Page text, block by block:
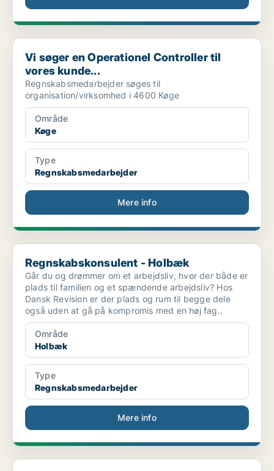
Vi søger en Operationel Controller til vores kunde...
Vi søger en Operationel Controller til
vores kunde...
Regnskabsmedarbejder søges til
organisation/virksomhed i 4600 Køge
Område
Køge
Type
Regnskabsmedarbejder
Mere info
Regnskabskonsulent - Holbæk
Regnskabskonsulent - Holbæk
Går du og drømmer om et arbejdsliv, hvor der både er
plads til familien og et spændende arbejdsliv? Hos
Dansk Revision er der plads og rum til begge dele
også uden at gå på kompromis med en høj fag..
Område
Holbæk
Type
Regnskabsmedarbejder
Mere info
Regnskabsansvarlig, Seniorbogholder med projektcon...